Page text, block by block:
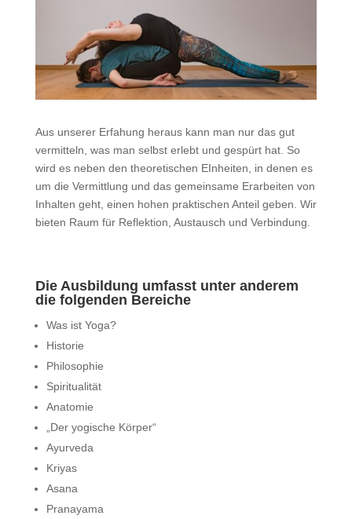
Aus unserer Erfahung heraus kann man nur das gut
vermitteln, was man selbst erlebt und gespürt hat. So
wird es neben den theoretischen EInheiten, in denen es
um die Vermittlung und das gemeinsame Erarbeiten von
Inhalten geht, einen hohen praktischen Anteil geben. Wir
bieten Raum für Reflektion, Austausch und Verbindung.
Die Ausbildung umfasst unter anderem
die folgenden Bereiche
Was ist Yoga?
Historie
Philosophie
Spiritualität
Anatomie
„Der yogische Körper“
Ayurveda
Kriyas
Asana
Pranayama